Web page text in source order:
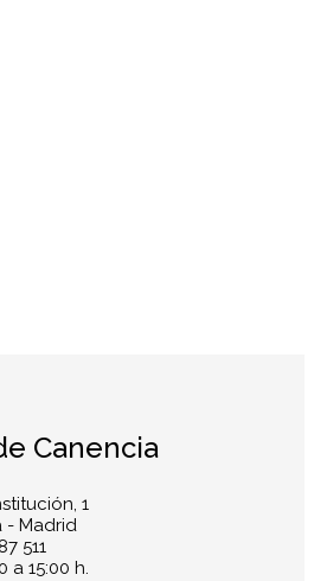
Canencia
1
- Madrid
511
a 15:00 h.